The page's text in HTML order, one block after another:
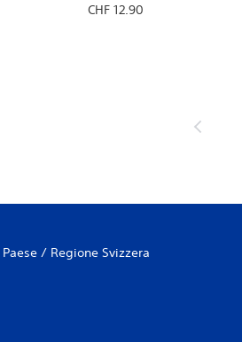
CHF 12.90
Paese / Regione Svizzera